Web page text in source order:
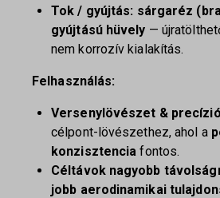
Tok / gyújtás: sárgaréz
gyújtású hüvely —
nem korrozív kialakítás.
Felhasználás:
Versenylövészet &
célpont-lövészethez, ahol a
konzisztencia fontos.
Céltávok nagyobb
jobb aerodinamikai